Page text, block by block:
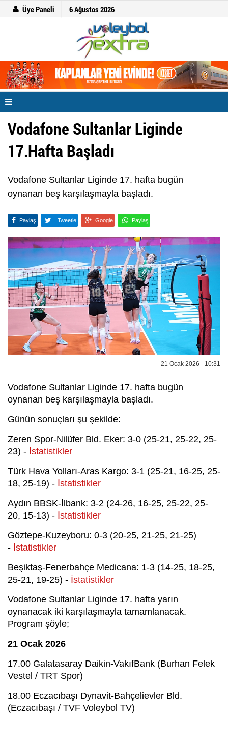
Üye Paneli 6 Ağustos 2026
Vodafone Sultanlar Liginde
17.Hafta Başladı
Vodafone Sultanlar Liginde 17. hafta bugün
oynanan beş karşılaşmayla başladı.
Paylaş Tweetle Google Paylaş
21 Ocak 2026 - 10:31
Vodafone Sultanlar Liginde 17. hafta bugün
oynanan beş karşılaşmayla başladı.
Günün sonuçları şu şekilde:
Zeren Spor-Nilüfer Bld. Eker: 3-0 (25-21, 25-22, 25-
23) - İstatistikler
Türk Hava Yolları-Aras Kargo: 3-1 (25-21, 16-25, 25-
18, 25-19) - İstatistikler
Aydın BBSK-İlbank: 3-2 (24-26, 16-25, 25-22, 25-
20, 15-13) - İstatistikler
Göztepe-Kuzeyboru: 0-3 (20-25, 21-25, 21-25)
- İstatistikler
Beşiktaş-Fenerbahçe Medicana: 1-3 (14-25, 18-25,
25-21, 19-25) - İstatistikler
Vodafone Sultanlar Liginde 17. hafta yarın
oynanacak iki karşılaşmayla tamamlanacak.
Program şöyle;
21 Ocak 2026
17.00 Galatasaray Daikin-VakıfBank (Burhan Felek
Vestel / TRT Spor)
18.00 Eczacıbaşı Dynavit-Bahçelievler Bld.
(Eczacıbaşı / TVF Voleybol TV)